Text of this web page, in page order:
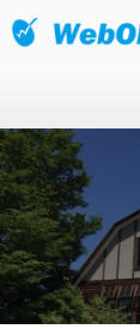
ン
へ
ス
キ
ッ
プ